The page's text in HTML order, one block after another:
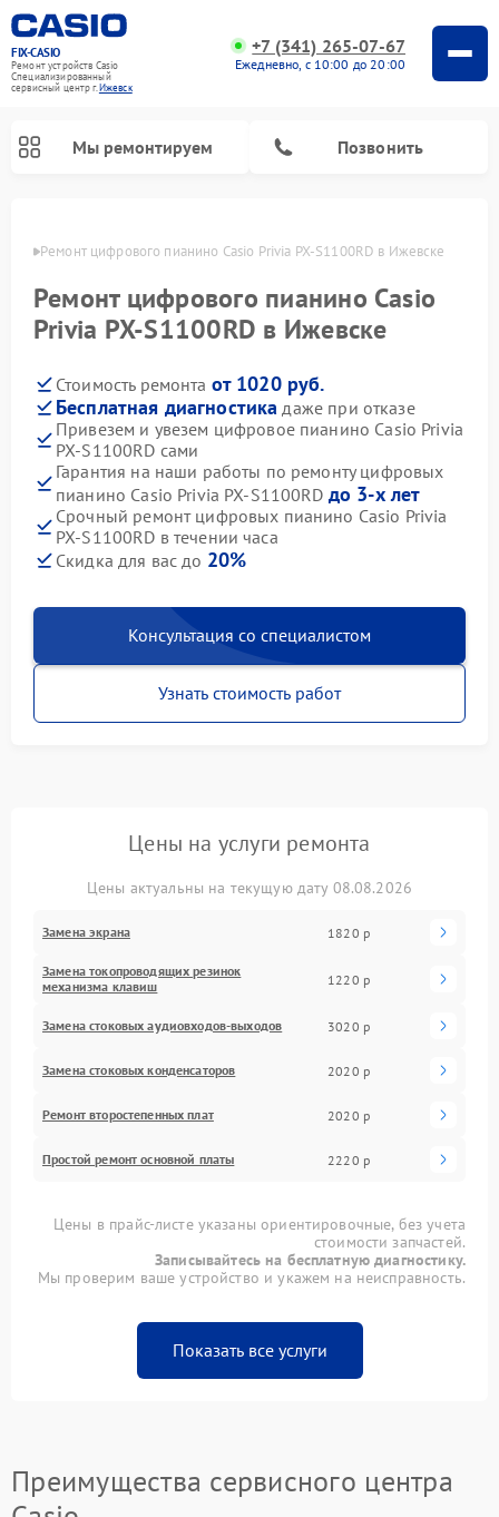
FIX-CASIO
Ремонт устройств Casio
Специализированный
cервисный центр г.Ижевск
+7 (341) 265-07-67
Ежедневно, с 10:00 до 20:00
Мы ремонтируем Позвонить
Ремонт цифрового пианино Casio Privia PX-S1100RD в Ижевске
Ремонт цифрового пианино Casio
Privia PX-S1100RD в Ижевске
Стоимость ремонта от 1020 руб.
Бесплатная диагностика даже при отказе
Привезем и увезем цифровое пианино Casio Privia
PX-S1100RD сами
Гарантия на наши работы по ремонту цифровых
пианино Casio Privia PX-S1100RD до 3-х лет
Срочный ремонт цифровых пианино Casio Privia
PX-S1100RD в течении часа
Скидка для вас до 20%
Консультация со специалистом
Узнать стоимость работ
Цены на услуги ремонта
Цены актуальны на текущую дату 08.08.2026
Замена экрана 1820 р
Замена токопроводящих резинок
механизма клавиш
1220 р
Замена стоковых аудиовходов-выходов 3020 р
Замена стоковых конденсаторов 2020 р
Ремонт второстепенных плат 2020 р
Простой ремонт основной платы 2220 р
Цены в прайс-листе указаны ориентировочные, без учета
стоимости запчастей.
Записывайтесь на бесплатную диагностику.
Мы проверим ваше устройство и укажем на неисправность.
Показать все услуги
Преимущества сервисного центра